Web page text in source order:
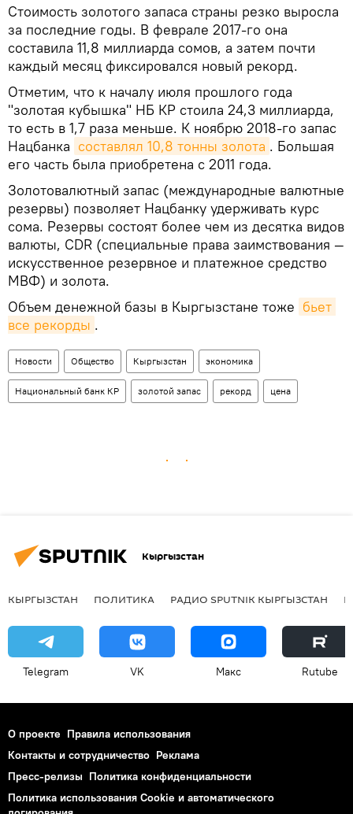
Стоимость золотого запаса страны резко выросла
за последние годы. В феврале 2017-го она
составила 11,8 миллиарда сомов, а затем почти
каждый месяц фиксировался новый рекорд.
Отметим, что к началу июля прошлого года
"золотая кубышка" НБ КР стоила 24,3 миллиарда,
то есть в 1,7 раза меньше. К ноябрю 2018-го запас
Нацбанка составлял 10,8 тонны золота . Большая
его часть была приобретена с 2011 года.
Золотовалютный запас (международные валютные
резервы) позволяет Нацбанку удерживать курс
сома. Резервы состоят более чем из десятка видов
валюты, СDR (специальные права заимствования —
искусственное резервное и платежное средство
МВФ) и золота.
Объем денежной базы в Кыргызстане тоже бьет
все рекорды .
Новости Общество Кыргызстан экономика
Национальный банк КР золотой запас рекорд цена
Кыргызстан
КЫРГЫЗСТАН ПОЛИТИКА РАДИО SPUTNIK КЫРГЫЗСТАН
Telegram VK Макс Rutube
О проекте Правила использования
Контакты и сотрудничество Реклама
Пресс-релизы Политика конфиденциальности
Политика использования Cookie и автоматического